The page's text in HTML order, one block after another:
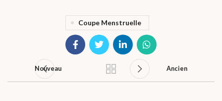
Coupe Menstruelle
Nouveau Ancien